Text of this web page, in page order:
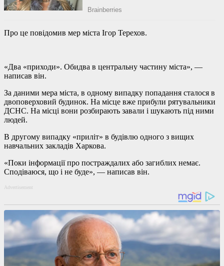
Про це повідомив мер міста Ігор Терехов.
«Два «приходи». Обидва в центральну частину міста», —
написав він.
За даними мера міста, в одному випадку попадання сталося в
двоповерховий будинок. На місце вже прибули рятувальники
ДСНС. На місці вони розбирають завали і шукають під ними
людей.
В другому випадку «приліт» в будівлю одного з вищих
навчальних закладів Харкова.
«Поки інформації про постраждалих або загиблих немає.
Сподіваюся, що і не буде», — написав він.
Advertisement